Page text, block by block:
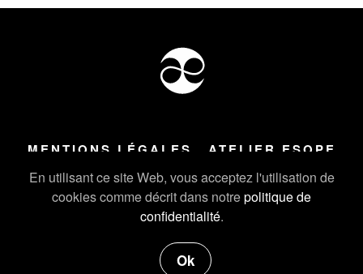
En utilisant ce site Web, vous acceptez l'utilisation de
cookies comme décrit dans notrepolitique de
confidentialité.
Ok
MENTIONS LÉGALES ATELIER ESOPE